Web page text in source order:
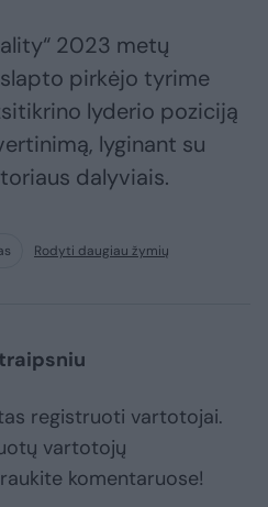
2023 metų
pirkėjo tyrime
lyderio poziciją
lyginant su
dalyviais.
Rodyti daugiau žymių
registruoti vartotojai.
vartotojų
komentaruose!